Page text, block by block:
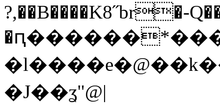
?,��B����K8˝br�-
�l����e�@��k�
�J��ʓ"@|